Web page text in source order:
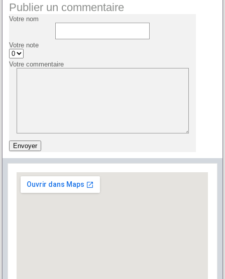
Publier un commentaire
Votre nom
Votre note
Votre commentaire